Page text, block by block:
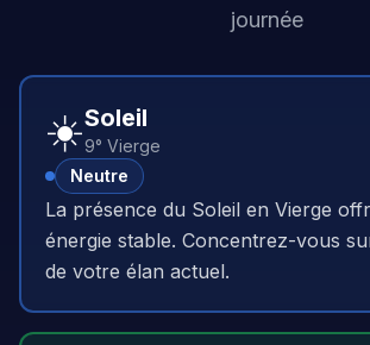
journée
☀️Soleil
9° Vierge
Neutre
La présence du Soleil en Vierge
énergie stable. Concentrez-vous
de votre élan actuel.